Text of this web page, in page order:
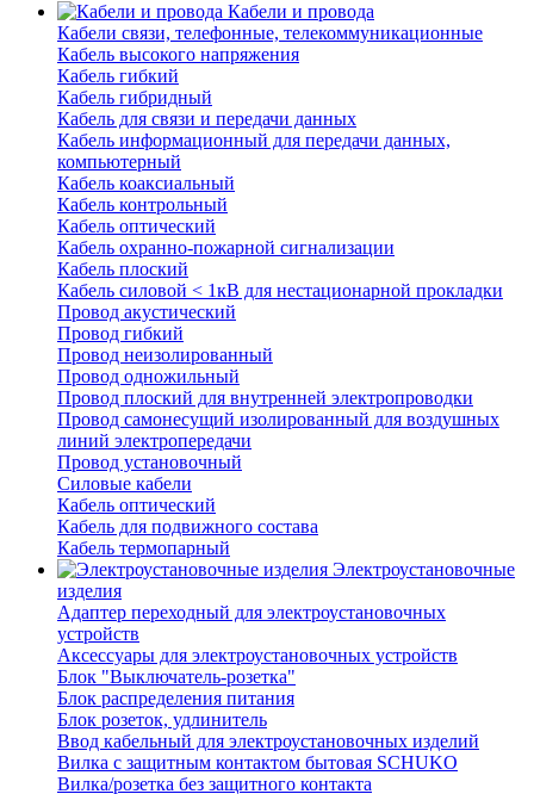
Кабели и провода
Кабели связи, телефонные, телекоммуникационные
Кабель высокого напряжения
Кабель гибкий
Кабель гибридный
Кабель для связи и передачи данных
Кабель информационный для передачи данных,
компьютерный
Кабель коаксиальный
Кабель контрольный
Кабель оптический
Кабель охранно-пожарной сигнализации
Кабель плоский
Кабель силовой < 1кВ для нестационарной прокладки
Провод акустический
Провод гибкий
Провод неизолированный
Провод одножильный
Провод плоский для внутренней электропроводки
Провод самонесущий изолированный для воздушных
линий электропередачи
Провод установочный
Силовые кабели
Кабель оптический
Кабель для подвижного состава
Кабель термопарный
Электроустановочные
изделия
Адаптер переходный для электроустановочных
устройств
Аксессуары для электроустановочных устройств
Блок "Выключатель-розетка"
Блок распределения питания
Блок розеток, удлинитель
Ввод кабельный для электроустановочных изделий
Вилка с защитным контактом бытовая SCHUKO
Вилка/розетка без защитного контакта